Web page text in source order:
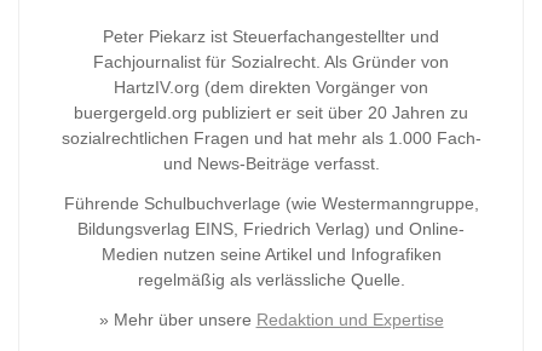
Peter Piekarz ist Steuerfachangestellter und
Fachjournalist für Sozialrecht. Als Gründer von
HartzIV.org (dem direkten Vorgänger von
buergergeld.org publiziert er seit über 20 Jahren zu
sozialrechtlichen Fragen und hat mehr als 1.000 Fach-
und News-Beiträge verfasst.
Führende Schulbuchverlage (wie Westermanngruppe,
Bildungsverlag EINS, Friedrich Verlag) und Online-
Medien nutzen seine Artikel und Infografiken
regelmäßig als verlässliche Quelle.
» Mehr über unsere Redaktion und Expertise